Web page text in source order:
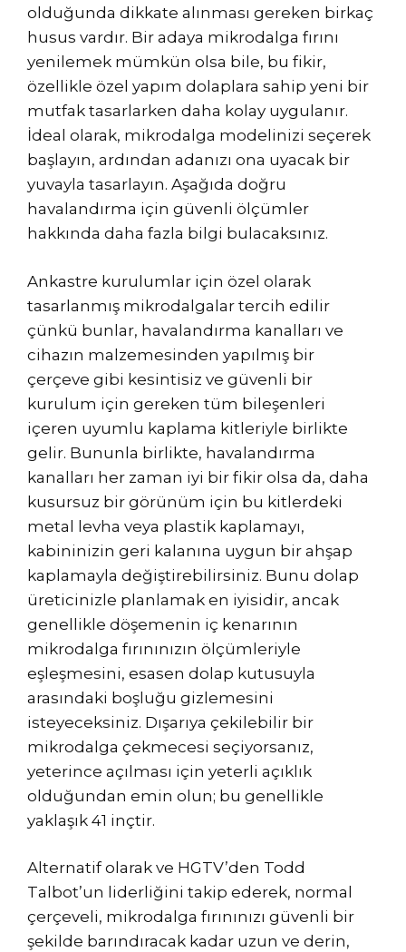
olduğunda dikkate alınması gereken birkaç
husus vardır. Bir adaya mikrodalga fırını
yenilemek mümkün olsa bile, bu fikir,
özellikle özel yapım dolaplara sahip yeni bir
mutfak tasarlarken daha kolay uygulanır.
İdeal olarak, mikrodalga modelinizi seçerek
başlayın, ardından adanızı ona uyacak bir
yuvayla tasarlayın. Aşağıda doğru
havalandırma için güvenli ölçümler
hakkında daha fazla bilgi bulacaksınız.
Ankastre kurulumlar için özel olarak
tasarlanmış mikrodalgalar tercih edilir
çünkü bunlar, havalandırma kanalları ve
cihazın malzemesinden yapılmış bir
çerçeve gibi kesintisiz ve güvenli bir
kurulum için gereken tüm bileşenleri
içeren uyumlu kaplama kitleriyle birlikte
gelir. Bununla birlikte, havalandırma
kanalları her zaman iyi bir fikir olsa da, daha
kusursuz bir görünüm için bu kitlerdeki
metal levha veya plastik kaplamayı,
kabininizin geri kalanına uygun bir ahşap
kaplamayla değiştirebilirsiniz. Bunu dolap
üreticinizle planlamak en iyisidir, ancak
genellikle döşemenin iç kenarının
mikrodalga fırınınızın ölçümleriyle
eşleşmesini, esasen dolap kutusuyla
arasındaki boşluğu gizlemesini
isteyeceksiniz. Dışarıya çekilebilir bir
mikrodalga çekmecesi seçiyorsanız,
yeterince açılması için yeterli açıklık
olduğundan emin olun; bu genellikle
yaklaşık 41 inçtir.
Alternatif olarak ve HGTV’den Todd
Talbot’un liderliğini takip ederek, normal
çerçeveli, mikrodalga fırınınızı güvenli bir
şekilde barındıracak kadar uzun ve derin,